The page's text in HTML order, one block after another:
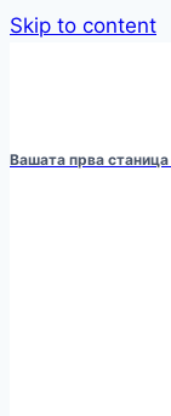
Skip to content
Вашата прва